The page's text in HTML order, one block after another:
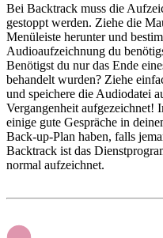
Bei Backtrack muss die
gestoppt werden. Ziehe die
Menüleiste herunter und
Audioaufzeichnung du
Benötigst du nur das Ende
behandelt wurden? Ziehe
und speichere die Audiodatei
Vergangenheit aufgezeichnet!
einige gute Gespräche in
Back-up-Plan haben, falls
Backtrack ist das
normal aufzeichnet.